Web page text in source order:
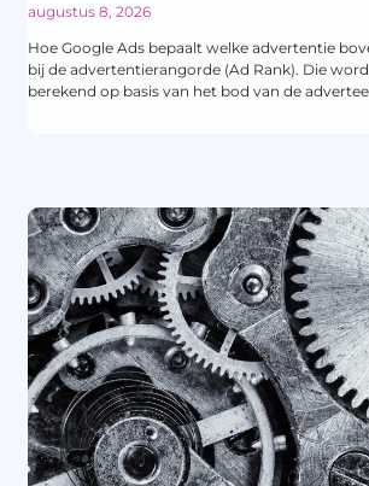
augustus 8, 2026
Hoe Google Ads bepaalt welke advertentie
bij de advertentierangorde (Ad Rank). Die
berekend op basis van het bod van de